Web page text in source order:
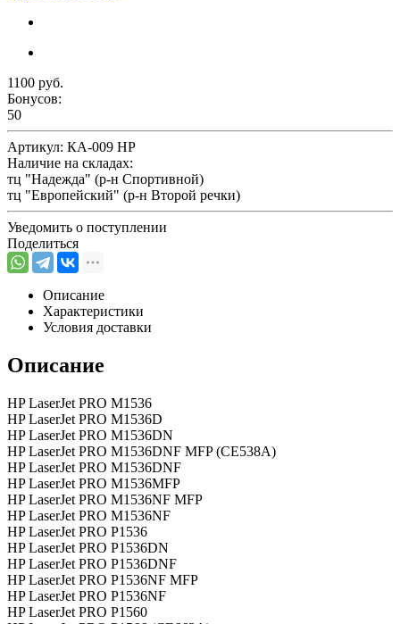
1100 руб.
Бонусов:
50
Артикул: КА-009 HP
Наличие на складах:
тц "Надежда" (р-н Спортивной)
тц "Европейский" (р-н Второй речки)
Уведомить о поступлении
Поделиться
Описание
Характеристики
Условия доставки
Описание
HP LaserJet PRO M1536
HP LaserJet PRO M1536D
HP LaserJet PRO M1536DN
HP LaserJet PRO M1536DNF MFP (CE538A)
HP LaserJet PRO M1536DNF
HP LaserJet PRO M1536MFP
HP LaserJet PRO M1536NF MFP
HP LaserJet PRO M1536NF
HP LaserJet PRO P1536
HP LaserJet PRO P1536DN
HP LaserJet PRO P1536DNF
HP LaserJet PRO P1536NF MFP
HP LaserJet PRO P1536NF
HP LaserJet PRO P1560